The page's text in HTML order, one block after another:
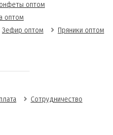
оптом
оптом
Зефир оптом Пряники оптом
Сотрудничество